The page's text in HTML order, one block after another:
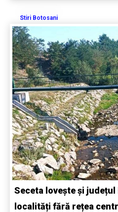
Stiri Botosani
Seceta lovește și județul
localități fără rețea